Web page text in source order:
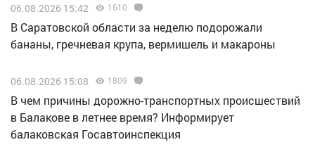
06.08.2026 15:42 1610
В Саратовской области за неделю подорожали
бананы, гречневая крупа, вермишель и макароны
06.08.2026 15:08 1809
В чем причины дорожно-транспортных происшествий
в Балакове в летнее время? Информирует
балаковская Госавтоинспекция